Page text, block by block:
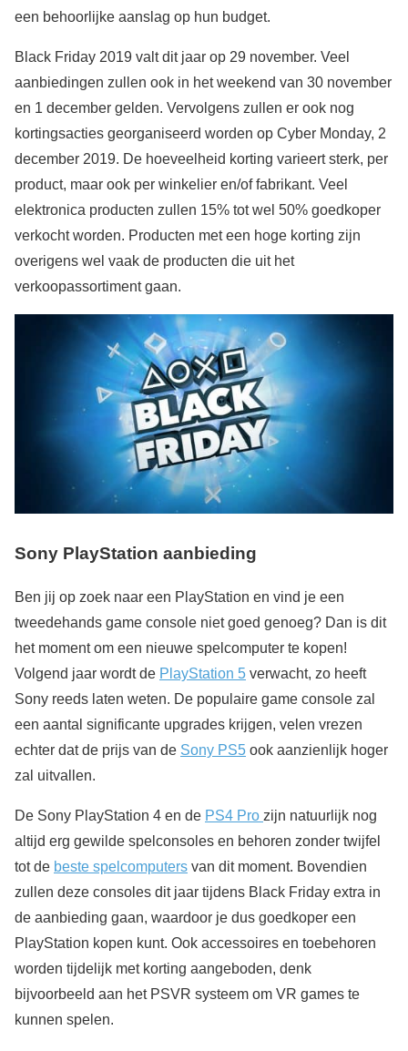
een behoorlijke aanslag op hun budget.
Black Friday 2019 valt dit jaar op 29 november. Veel
aanbiedingen zullen ook in het weekend van 30 november
en 1 december gelden. Vervolgens zullen er ook nog
kortingsacties georganiseerd worden op Cyber Monday, 2
december 2019. De hoeveelheid korting varieert sterk, per
product, maar ook per winkelier en/of fabrikant. Veel
elektronica producten zullen 15% tot wel 50% goedkoper
verkocht worden. Producten met een hoge korting zijn
overigens wel vaak de producten die uit het
verkoopassortiment gaan.
Sony PlayStation aanbieding
Ben jij op zoek naar een PlayStation en vind je een
tweedehands game console niet goed genoeg? Dan is dit
het moment om een nieuwe spelcomputer te kopen!
Volgend jaar wordt de PlayStation 5 verwacht, zo heeft
Sony reeds laten weten. De populaire game console zal
een aantal significante upgrades krijgen, velen vrezen
echter dat de prijs van de Sony PS5 ook aanzienlijk hoger
zal uitvallen.
De Sony PlayStation 4 en de PS4 Pro zijn natuurlijk nog
altijd erg gewilde spelconsoles en behoren zonder twijfel
tot de beste spelcomputers van dit moment. Bovendien
zullen deze consoles dit jaar tijdens Black Friday extra in
de aanbieding gaan, waardoor je dus goedkoper een
PlayStation kopen kunt. Ook accessoires en toebehoren
worden tijdelijk met korting aangeboden, denk
bijvoorbeeld aan het PSVR systeem om VR games te
kunnen spelen.